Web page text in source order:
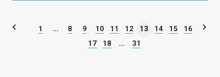
1 ... 8 9 10 11 12 13 14 15
16
17
18 ... 31